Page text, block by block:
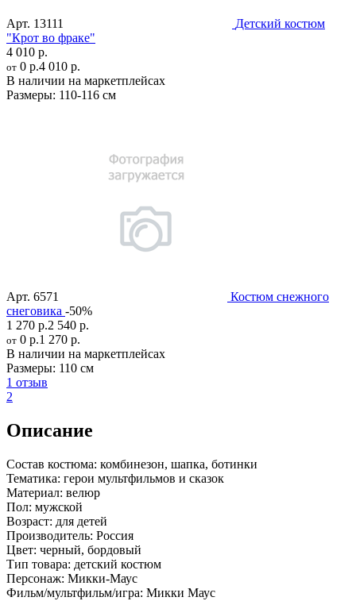
Арт. 13111
Детский костюм
"Крот во фраке"
4 010 р.
от 0 р.4 010 р.
В наличии на маркетплейсах
Размеры: 110-116 см
Арт. 6571
Костюм снежного
снеговика -50%
1 270 р.2 540 р.
от 0 р.1 270 р.
В наличии на маркетплейсах
Размеры: 110 см
1 отзыв
2
Описание
Состав костюма: комбинезон, шапка, ботинки
Тематика: герои мультфильмов и сказок
Материал: велюр
Пол: мужской
Возраст: для детей
Производитель: Россия
Цвет: черный, бордовый
Тип товара: детский костюм
Персонаж: Микки-Маус
Фильм/мультфильм/игра: Микки Маус